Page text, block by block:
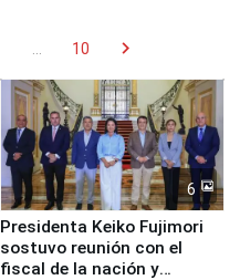
10 chevron_right
6
Presidenta Keiko Fujimori
sostuvo reunión con el
fiscal de la nación y